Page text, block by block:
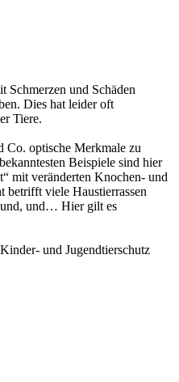
Schmerzen und Schäden
Dies hat leider oft
Tiere.
Co. optische Merkmale zu
Beispiele sind hier
mit veränderten Knochen- und
betrifft viele Haustierrassen
und, und… Hier gilt es
und Jugendtierschutz